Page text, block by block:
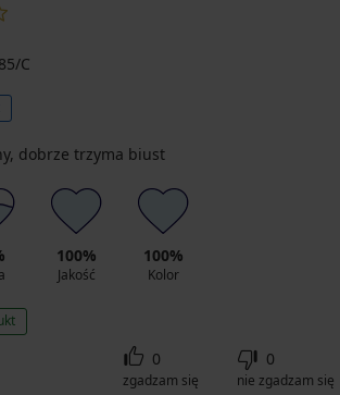
C
dobrze trzyma biust
100%
Jakość
100%
Kolor
0
zgadzam się
0
nie zgadzam się